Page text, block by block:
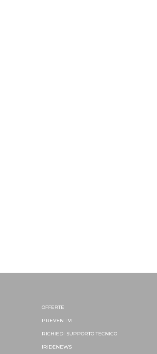
OFFERTE
PREVENTIVI
RICHIEDI SUPPORTOTECNICO
IRIDENEWS